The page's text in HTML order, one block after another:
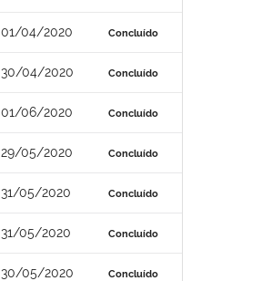
01/04/2020 Concluído
30/04/2020 Concluído
01/06/2020 Concluído
29/05/2020 Concluído
31/05/2020 Concluído
31/05/2020 Concluído
30/05/2020 Concluído